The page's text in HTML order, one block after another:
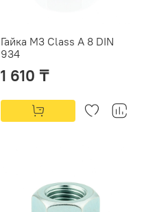
Гайка М3 Class A 8 DIN
934
1 610 ₸